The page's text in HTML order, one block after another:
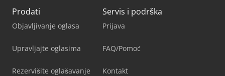
Prodati
Objavljivanje oglasa
Upravljajte oglasima
Rezervišite oglašavanje
Servis i podrška
Prijava
FAQ/Pomoć
Kontakt